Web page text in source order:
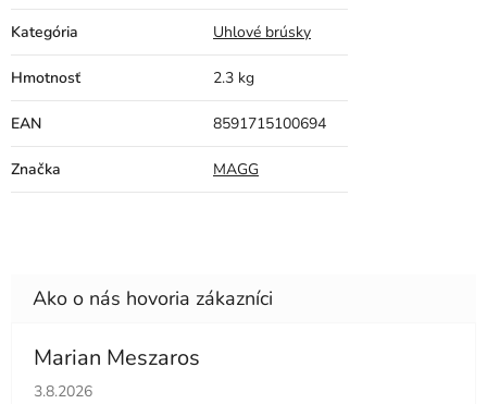
Kategória Uhlové brúsky
Hmotnosť 2.3 kg
EAN 8591715100694
Značka MAGG
Marian Meszaros
Hodnotenie obchodu je 5 z 5 hviezdičiek.
3.8.2026